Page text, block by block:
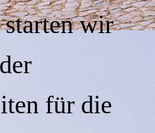
wir
für die